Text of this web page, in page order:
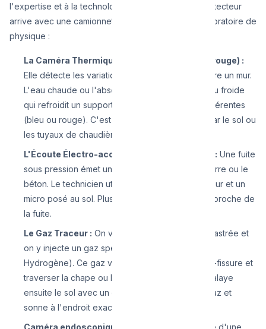
l'expertise et à la technologie déployée. Un bon détecteur
arrive avec une camionnette qui ressemble à un laboratoire de
physique :
La Caméra Thermique (Thermographie infrarouge) :
Elle détecte les variations de température derrière un mur.
L'eau chaude ou l'absence de rayonnement (eau froide
qui refroidit un support) apparaît en couleurs différentes
(bleu ou rouge). C'est idéal pour le chauffage par le sol ou
les tuyaux de chaudière.
L'Écoute Électro-acoustique (Les ultrasons) : Une fuite
sous pression émet un léger sifflement sous la terre ou le
béton. Le technicien utilise un casque amplificateur et un
micro posé au sol. Plus le son est fort, plus il est proche de
la fuite.
Le Gaz Traceur : On vide la conduite d'eau encastrée et
on y injecte un gaz spécial très léger (Azote +
Hydrogène). Ce gaz va s'échapper par la micro-fissure et
traverser la chape ou le sol (sans danger). On balaye
ensuite le sol avec un capteur qui "renifle" ce gaz et
sonne à l'endroit exact de la fuite.
Caméra endoscopique (CCTV) :
Un câble doté d'une